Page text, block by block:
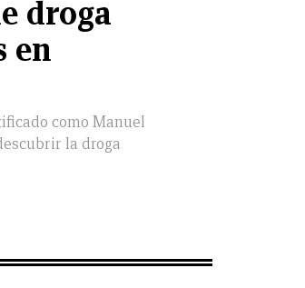
droga
en
como Manuel
la droga